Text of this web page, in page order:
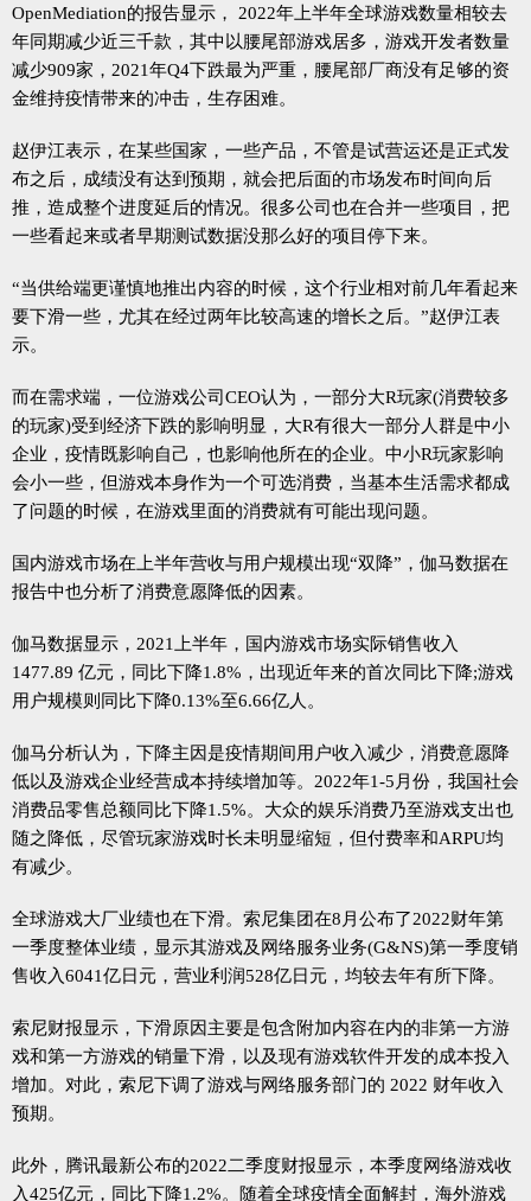
OpenMediation的报告显示， 2022年上半年全球游戏数量相较去
年同期减少近三千款，其中以腰尾部游戏居多，游戏开发者数量
减少909家，2021年Q4下跌最为严重，腰尾部厂商没有足够的资
金维持疫情带来的冲击，生存困难。
赵伊江表示，在某些国家，一些产品，不管是试营运还是正式发
布之后，成绩没有达到预期，就会把后面的市场发布时间向后
推，造成整个进度延后的情况。很多公司也在合并一些项目，把
一些看起来或者早期测试数据没那么好的项目停下来。
“当供给端更谨慎地推出内容的时候，这个行业相对前几年看起来
要下滑一些，尤其在经过两年比较高速的增长之后。”赵伊江表
示。
而在需求端，一位游戏公司CEO认为，一部分大R玩家(消费较多
的玩家)受到经济下跌的影响明显，大R有很大一部分人群是中小
企业，疫情既影响自己，也影响他所在的企业。中小R玩家影响
会小一些，但游戏本身作为一个可选消费，当基本生活需求都成
了问题的时候，在游戏里面的消费就有可能出现问题。
国内游戏市场在上半年营收与用户规模出现“双降”，伽马数据在
报告中也分析了消费意愿降低的因素。
伽马数据显示，2021上半年，国内游戏市场实际销售收入
1477.89 亿元，同比下降1.8%，出现近年来的首次同比下降;游戏
用户规模则同比下降0.13%至6.66亿人。
伽马分析认为，下降主因是疫情期间用户收入减少，消费意愿降
低以及游戏企业经营成本持续增加等。2022年1-5月份，我国社会
消费品零售总额同比下降1.5%。大众的娱乐消费乃至游戏支出也
随之降低，尽管玩家游戏时长未明显缩短，但付费率和ARPU均
有减少。
全球游戏大厂业绩也在下滑。索尼集团在8月公布了2022财年第
一季度整体业绩，显示其游戏及网络服务业务(G&NS)第一季度销
售收入6041亿日元，营业利润528亿日元，均较去年有所下降。
索尼财报显示，下滑原因主要是包含附加内容在内的非第一方游
戏和第一方游戏的销量下滑，以及现有游戏软件开发的成本投入
增加。对此，索尼下调了游戏与网络服务部门的 2022 财年收入
预期。
此外，腾讯最新公布的2022二季度财报显示，本季度网络游戏收
入425亿元，同比下降1.2%。随着全球疫情全面解封，海外游戏